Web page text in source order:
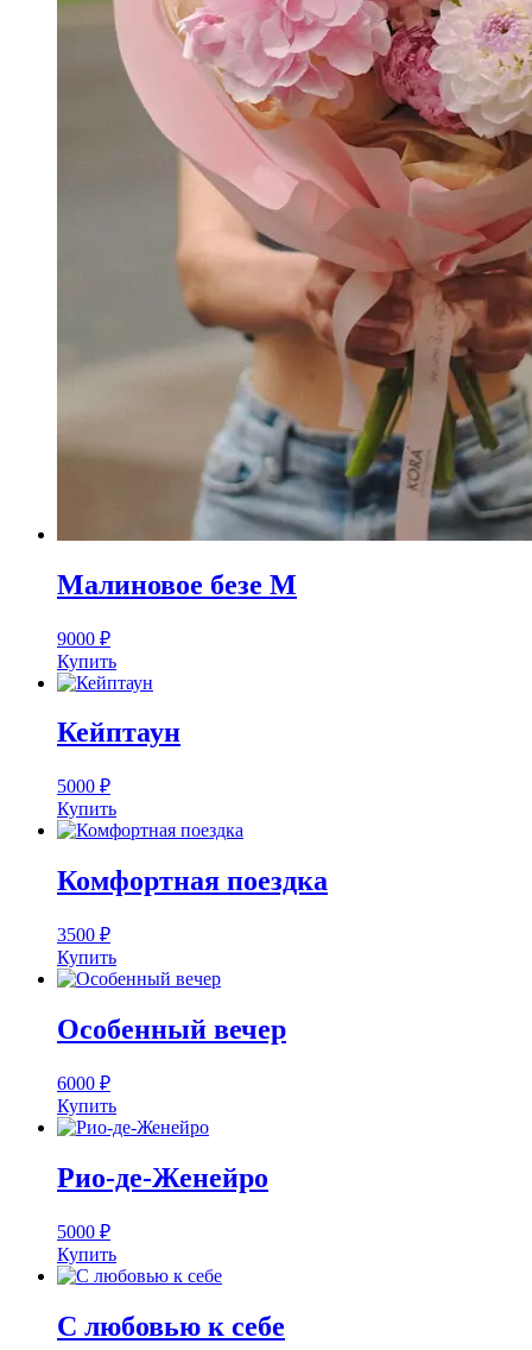
Малиновое безе M
9000 ₽
Купить
Кейптаун
5000 ₽
Купить
Комфортная поездка
3500 ₽
Купить
Особенный вечер
6000 ₽
Купить
Рио-де-Женейро
5000 ₽
Купить
С любовью к себе